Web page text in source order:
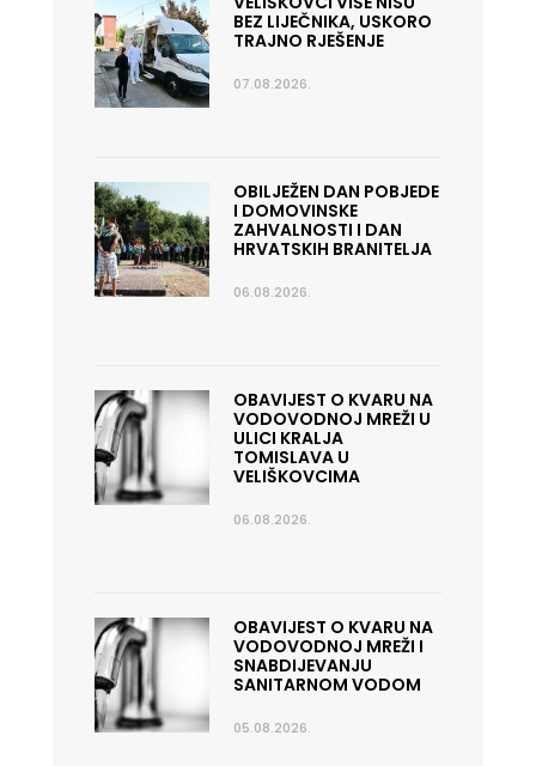
BEZ LIJEČNIKA, USKORO
TRAJNO RJEŠENJE
07.08.2026.
OBILJEŽEN DAN POBJEDE
I DOMOVINSKE
ZAHVALNOSTI I DAN
HRVATSKIH BRANITELJA
06.08.2026.
OBAVIJEST O KVARU NA
VODOVODNOJ MREŽI U
ULICI KRALJA
TOMISLAVA U
VELIŠKOVCIMA
06.08.2026.
OBAVIJEST O KVARU NA
VODOVODNOJ MREŽI I
SNABDIJEVANJU
SANITARNOM VODOM
05.08.2026.